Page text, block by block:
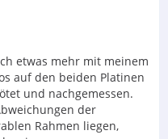
etwas mehr mit meinem
auf den beiden Platinen
und nachgemessen.
der
Rahmen liegen,